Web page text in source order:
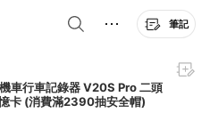
筆記
車行車記錄器 V20S Pro 二頭
卡 (消費滿2390抽安全帽)